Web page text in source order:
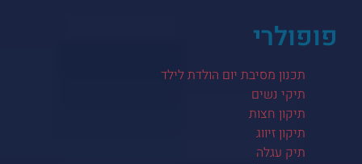
פופולרי
תכנון מסיבת יום הולדת לילד
תיקי נשים
תיקון חצות
תיקון זיווג
תיק עגלה